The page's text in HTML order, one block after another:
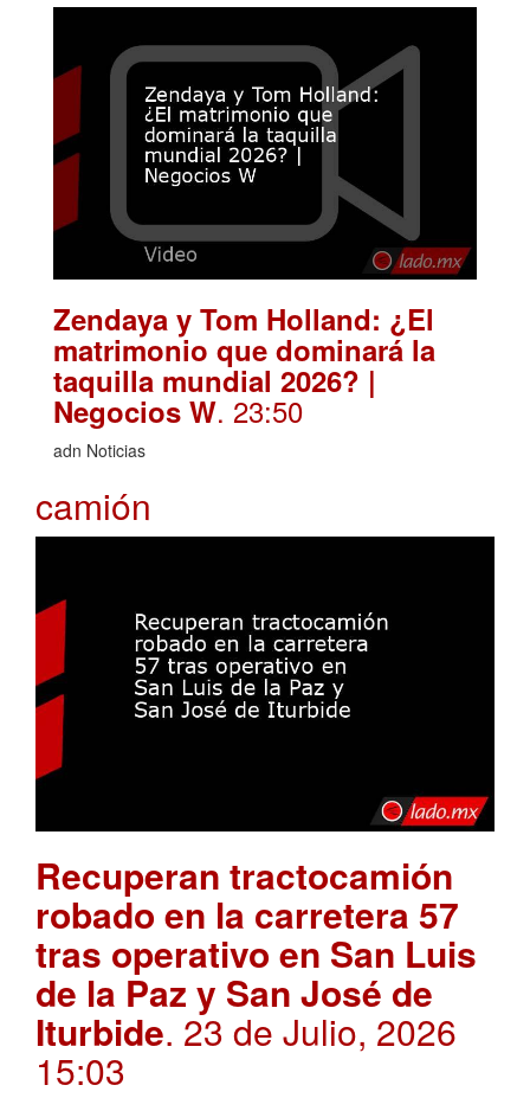
Zendaya y Tom Holland: ¿El
matrimonio que dominará la
taquilla mundial 2026? |
Negocios W. 23:50
adn Noticias
camión
Recuperan tractocamión
robado en la carretera 57
tras operativo en San Luis
de la Paz y San José de
Iturbide. 23 de Julio, 2026
15:03